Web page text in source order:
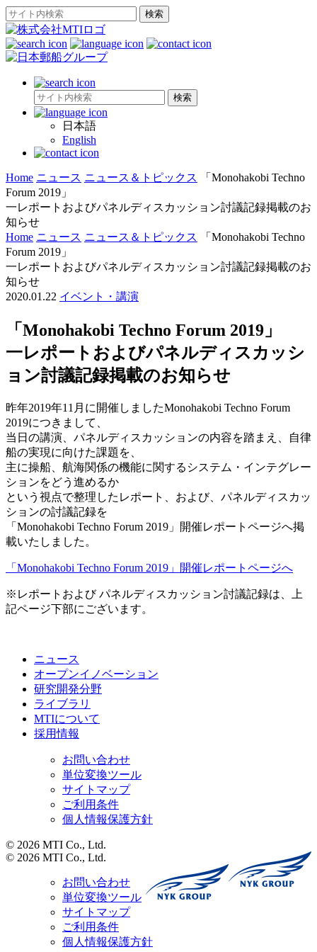
日本語
English
Home ニュース ニュース＆トピックス
「Monohakobi Techno
Forum 2019」
一レポートおよびパネルディスカッション討議記録掲載のお
知らせ
Home ニュース ニュース＆トピックス
「Monohakobi Techno
Forum 2019」
一レポートおよびパネルディスカッション討議記録掲載のお
知らせ
2020.01.22 イベント・講演
「Monohakobi Techno Forum 2019」
一レポートおよびパネルディスカッシ
ョン討議記録掲載のお知らせ
昨年2019年11月に開催しましたMonohakobi Techno Forum
2019につきまして、
当日の講演、パネルディスカッションの内容を踏まえ、自律
船の実現に向けた課題を、
主に操船、航海関係の機能に関するシステム・インテグレー
ションをどう進めるか
という視点で整理したレポート、および、パネルディスカッ
ションの討議記録を
「Monohakobi Techno Forum 2019」開催レポートページへ掲
載いたしました。
「Monohakobi Techno Forum 2019」開催レポートページへ
※レポートおよび パネルディスカッション討議記録は、上
記ページ下部にございます。
ニュース
オープンイノベーション
研究開発分野
ライブラリ
MTIについて
採用情報
お問い合わせ
単位変換ツール
サイトマップ
ご利用条件
個人情報保護方針
© 2026 MTI Co., Ltd.
© 2026 MTI Co., Ltd.
お問い合わせ
単位変換ツール
サイトマップ
ご利用条件
個人情報保護方針